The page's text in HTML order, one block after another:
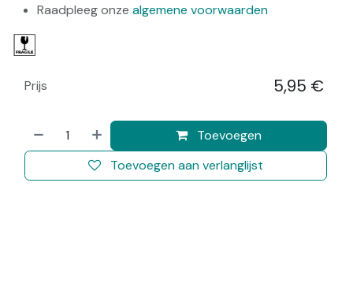
Raadpleeg onze algemene voorwaarden
Toevoegen
Toevoegen aan verlanglijst
Prijs 5,95 €